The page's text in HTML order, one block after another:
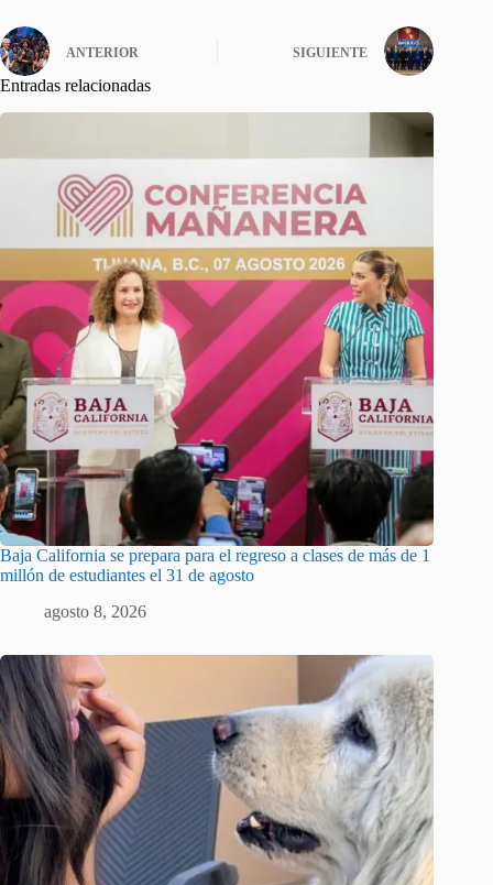
ANTERIOR SIGUIENTE
Entradas relacionadas
Baja California se prepara para el regreso a clases de más de 1
millón de estudiantes el 31 de agosto
agosto 8, 2026